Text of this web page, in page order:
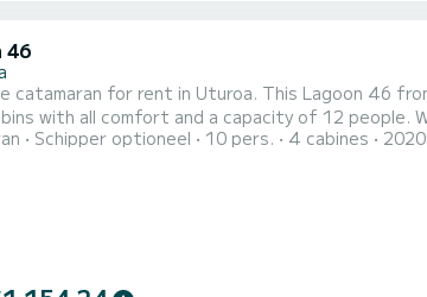
46
catamaran for rent in Uturoa. This Lagoon 46 from
with all comfort and a capacity of 12 people.
on the water in the surroundings of Uturoa Voor uw comfort heeft Poe Rava 4 toiletten met
Schipper optioneel 10 pers. 4 cabines 2020